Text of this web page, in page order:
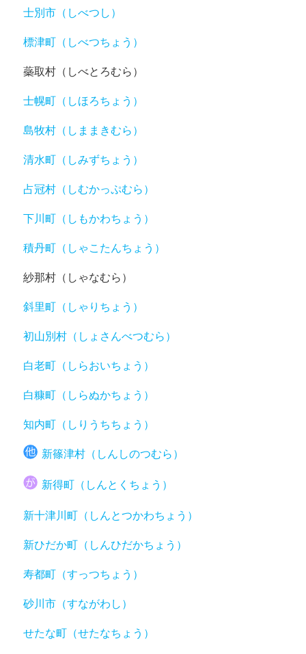
士別市（しべつし）
標津町（しべつちょう）
蘂取村（しべとろむら）
士幌町（しほろちょう）
島牧村（しままきむら）
清水町（しみずちょう）
占冠村（しむかっぷむら）
下川町（しもかわちょう）
積丹町（しゃこたんちょう）
紗那村（しゃなむら）
斜里町（しゃりちょう）
初山別村（しょさんべつむら）
白老町（しらおいちょう）
白糠町（しらぬかちょう）
知内町（しりうちちょう）
新篠津村（しんしのつむら）
新得町（しんとくちょう）
新十津川町（しんとつかわちょう）
新ひだか町（しんひだかちょう）
寿都町（すっつちょう）
砂川市（すながわし）
せたな町（せたなちょう）